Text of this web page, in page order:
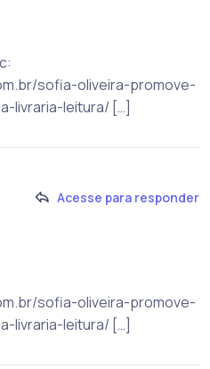
sofia-oliveira-promove-
livraria-leitura/ […]
Acesse para responder
sofia-oliveira-promove-
livraria-leitura/ […]